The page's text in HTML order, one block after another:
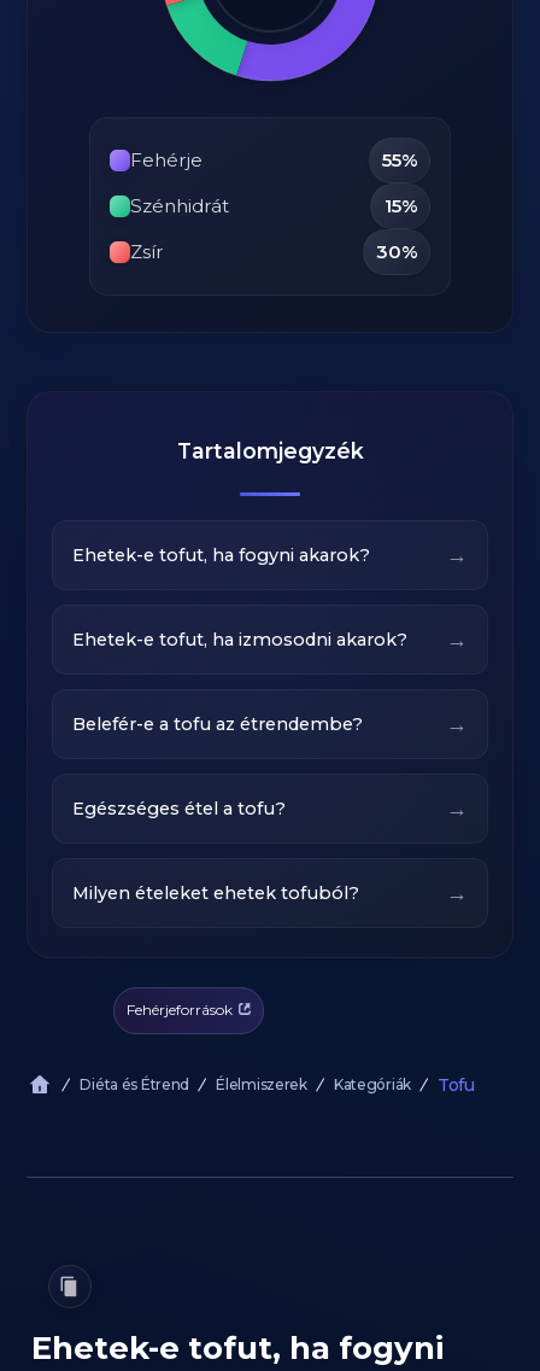
Fehérje
55%
Szénhidrát
15%
Zsír
30%
Tartalomjegyzék
Ehetek-e tofut, ha fogyni akarok? →
Ehetek-e tofut, ha izmosodni akarok? →
Belefér-e a tofu az étrendembe? →
Egészséges étel a tofu? →
Milyen ételeket ehetek tofuból? →
Fehérjeforrások
Diéta és Étrend Élelmiszerek Kategóriák Tofu
Ehetek-e tofut, ha fogyni